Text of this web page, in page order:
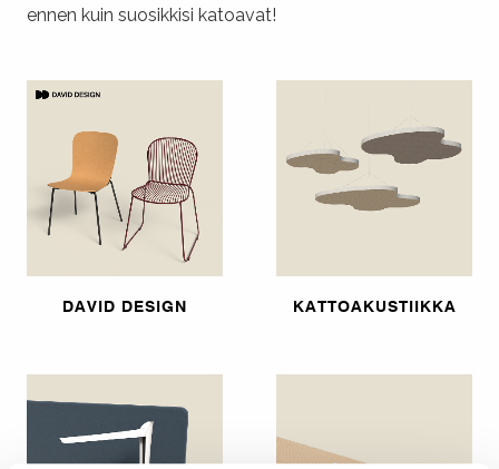
ennen kuin suosikkisi katoavat!
DAVID DESIGN KATTOAKUSTIIKKA